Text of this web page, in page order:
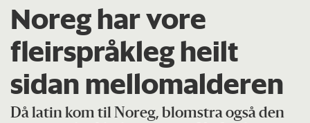
Noreg har vore
fleirspråkleg heilt
sidan mellomalderen
Då latin kom til Noreg, blomstra også den